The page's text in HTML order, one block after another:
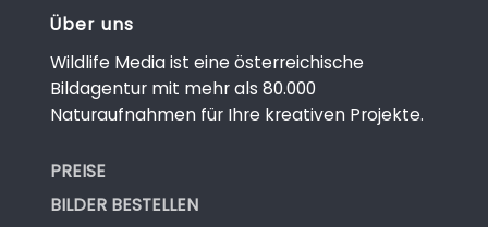
Über uns
Wildlife Media ist eine österreichische
Bildagentur mit mehr als 80.000
Naturaufnahmen für Ihre kreativen Projekte.
PREISE
BILDER BESTELLEN